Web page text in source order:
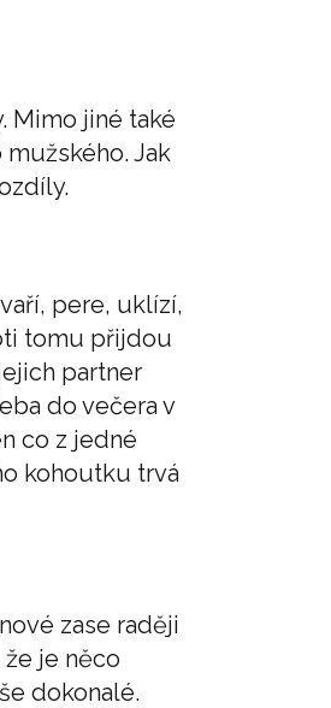
Mimo jiné také
Jak
pere, uklízí,
tomu přijdou
partner
do večera v
co z jedné
kohoutku trvá
zase raději
je něco
dokonalé.